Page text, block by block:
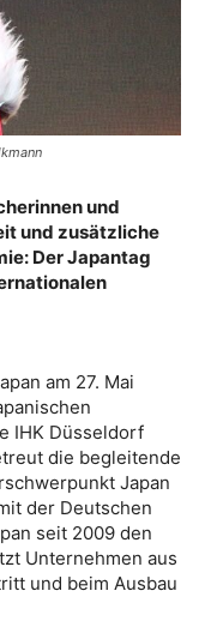
und
und zusätzliche
Der Japantag
am 27. Mai
IHK Düsseldorf
die begleitende
Japan
der Deutschen
seit 2009 den
Unternehmen aus
und beim Ausbau